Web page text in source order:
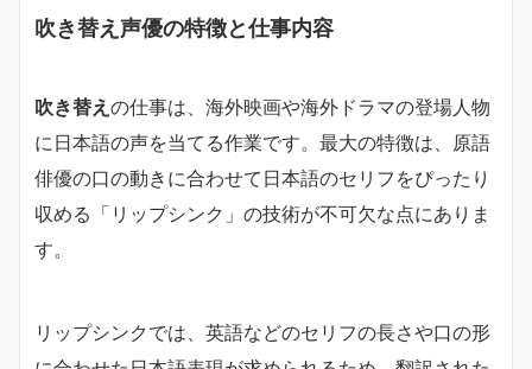
吹き替え声優の特徴と仕事内容
吹き替え の仕事は、海外映画や海外ドラマの登場人物
に日本語の声を当てる作業です。最大の特徴は、原語
俳優の口の動きに合わせて日本語のセリフをぴったり
収める「リップシンク」の技術が不可欠な点にありま
す。
リップシンクでは、英語などのセリフの長さや口の形